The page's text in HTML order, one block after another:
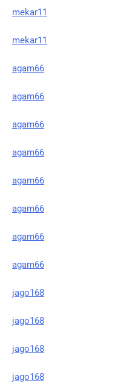
mekar11
mekar11
agam66
agam66
agam66
agam66
agam66
agam66
agam66
agam66
jago168
jago168
jago168
jago168